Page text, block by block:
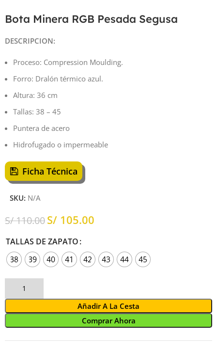
Bota Minera RGB Pesada Segusa
DESCRIPCION:
Proceso: Compression Moulding.
Forro: Dralón térmico azul.
Altura: 36 cm
Tallas: 38 – 45
Puntera de acero
Hidrofugado o impermeable
Ficha Técnica
SKU: N/A
S/110.00S/ 105.00
TALLAS DE ZAPATO
38
39 40 41 42 43 44 45
Añadir A La Cesta
Comprar Ahora